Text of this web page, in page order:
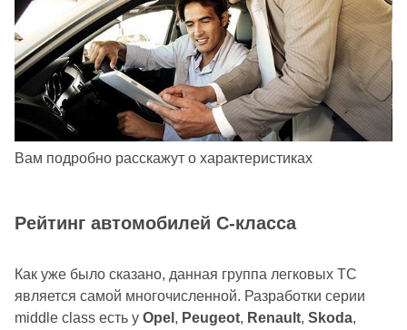
Вам подробно расскажут о характеристиках
Рейтинг автомобилей С-класса
Как уже было сказано, данная группа легковых ТС
является самой многочисленной. Разработки серии
middle class есть у Opel , Peugeot, Renault, Skoda,